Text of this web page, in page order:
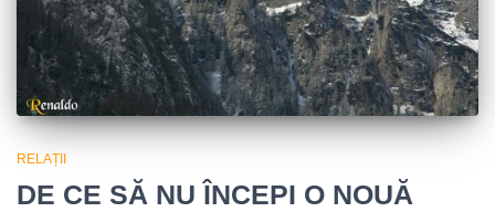
RELAȚII
DE CE SĂ NU ÎNCEPI O NOUĂ